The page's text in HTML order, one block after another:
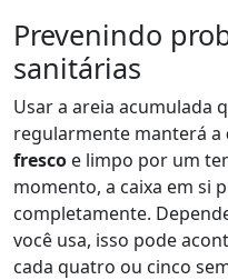
Prevenindo
sanitárias
Usar a areia acumulada
regularmente manterá a
fresco e limpo por um
momento, a caixa em si
completamente.
você usa, isso pode
cada quatro ou cinco